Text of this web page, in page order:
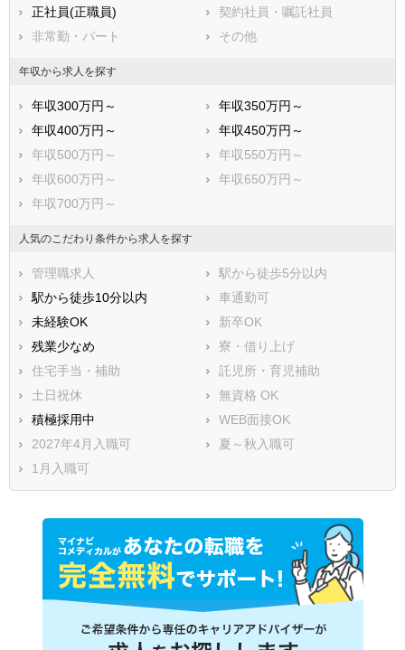
正社員(正職員)
契約社員・嘱託社員
非常勤・パート
その他
年収から求人を探す
年収300万円～
年収350万円～
年収400万円～
年収450万円～
年収500万円～
年収550万円～
年収600万円～
年収650万円～
年収700万円～
人気のこだわり条件から求人を探す
管理職求人
駅から徒歩5分以内
駅から徒歩10分以内
車通勤可
未経験OK
新卒OK
残業少なめ
寮・借り上げ
住宅手当・補助
託児所・育児補助
土日祝休
無資格 OK
積極採用中
WEB面接OK
2027年4月入職可
夏～秋入職可
1月入職可